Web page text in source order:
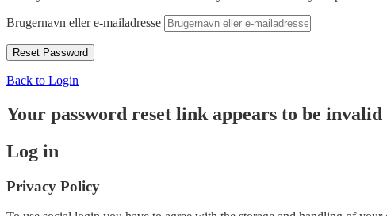
Brugernavn eller e-mailadresse
Back to Login
Your password reset link appears to be
Log in
Privacy Policy